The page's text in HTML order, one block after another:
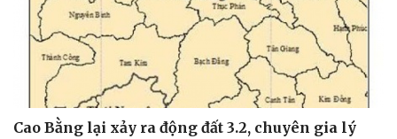
Cao Bằng lại xảy ra động đất 3.2, chuyên gia lý